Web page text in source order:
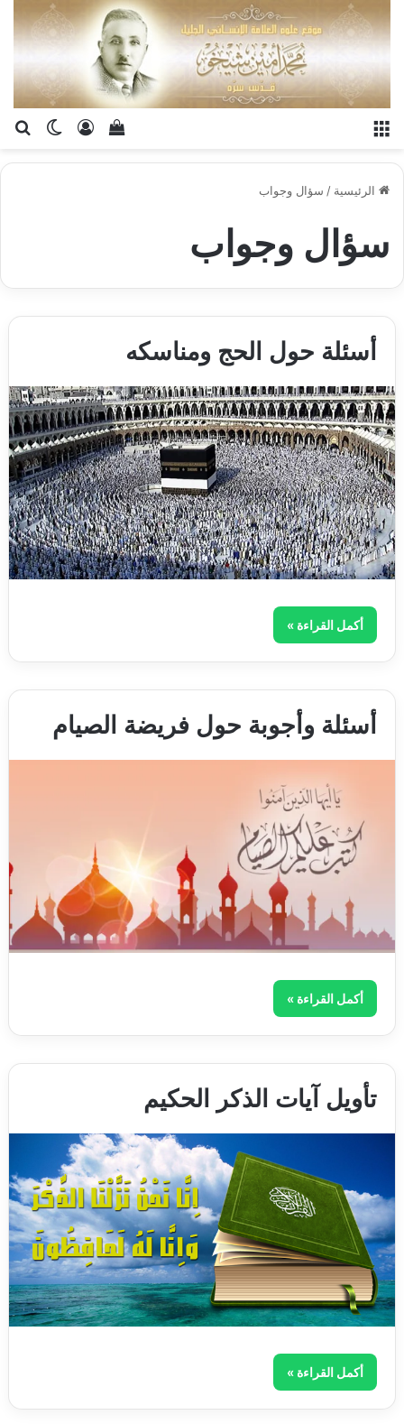
الوضعتسجيل
إستعراض سلة
الرئيسية / سؤال وجواب
سؤال وجواب
أسئلة حول الحج ومناسكه
أكمل القراءة »
أسئلة وأجوبة حول فريضة الصيام
أكمل القراءة »
تأويل آيات الذكر الحكيم
أكمل القراءة »